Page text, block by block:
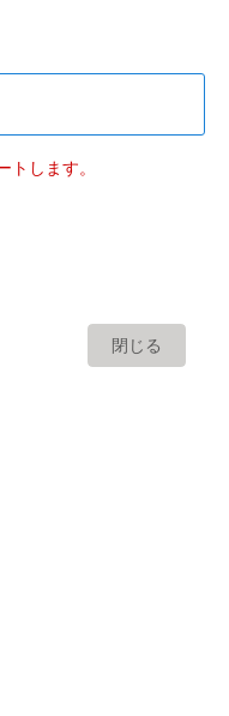
します。